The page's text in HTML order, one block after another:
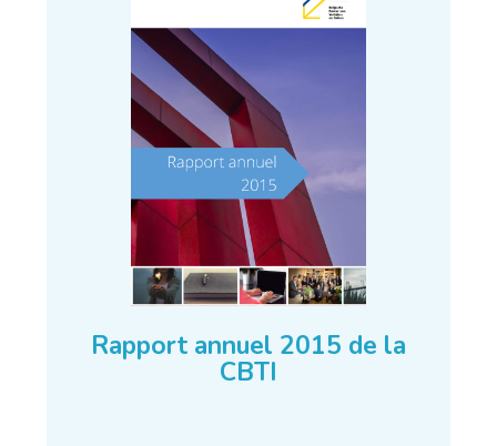
Rapport annuel 2015 de la
CBTI